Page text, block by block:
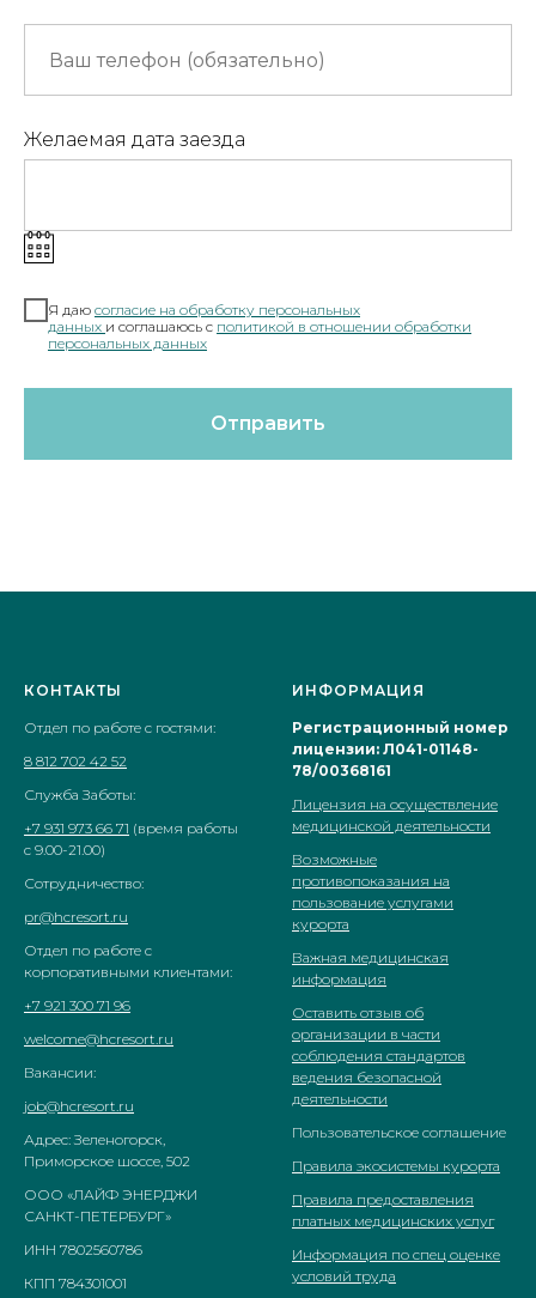
Желаемая дата заезда
Я даю согласие на обработку персональных
данных и соглашаюсь c политикой в отношении обработки
персональных данных
Отправить
КОНТАКТЫ
Отдел по работе с гостями:
8 812 702 42 52
Служба Заботы:
+7 931 973 66 71 (время работы
с 9.00-21.00)
Сотрудничество:
pr@hcresort.ru
Отдел по работе с
корпоративными клиентами:
+7 921 300 71 96
welcome@hcresort.ru
Вакансии:
job@hcresort.ru
Адрес: Зеленогорск,
Приморское шоссе, 502
ООО «ЛАЙФ ЭНЕРДЖИ
САНКТ-ПЕТЕРБУРГ»
ИНН 7802560786
КПП 784301001
ИНФОРМАЦИЯ
Регистрационный номер
лицензии: Л041-01148-
78/00368161
Лицензия на осуществление
медицинской деятельности
Возможные
противопоказания на
пользование услугами
курорта
Важная медицинская
информация
Оставить отзыв об
организации в части
соблюдения стандартов
ведения безопасной
деятельности
Пользовательское соглашение
Правила экосистемы курорта
Правила предоставления
платных медицинских услуг
Информация по спец оценке
условий труда